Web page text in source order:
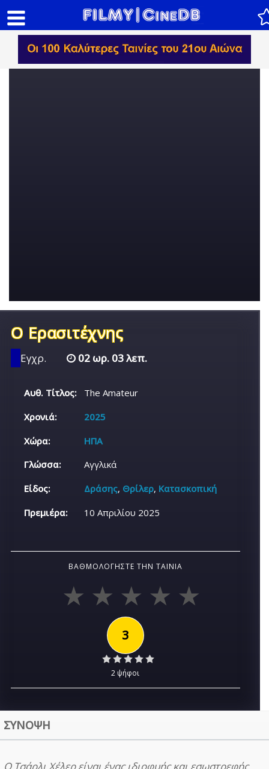
Ο Ερασιτέχνης
Εγχρ. 02 ωρ. 03 λεπ.
Αυθ. Τίτλος:
The Amateur
Χρονιά:
2025
Χώρα:
ΗΠΑ
Γλώσσα:
Αγγλικά
Είδος:
Δράσης, Θρίλερ, Κατασκοπική
Πρεμιέρα:
10 Απριλίου 2025
ΒΑΘΜΟΛΟΓΉΣΤΕ ΤΗΝ ΤΑΙΝΊΑ
3
2 ψήφοι
ΣΥΝΟΨΗ